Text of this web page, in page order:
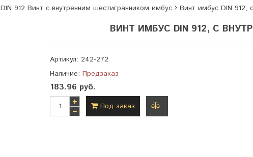
DIN 912 Винт с внутренним шестигранником имбус Винт имбус DIN 912,
ВИНТ ИМБУС DIN 912, С
Артикул: 242-272
Наличие: Предзаказ
183.96 руб.
Под заказ